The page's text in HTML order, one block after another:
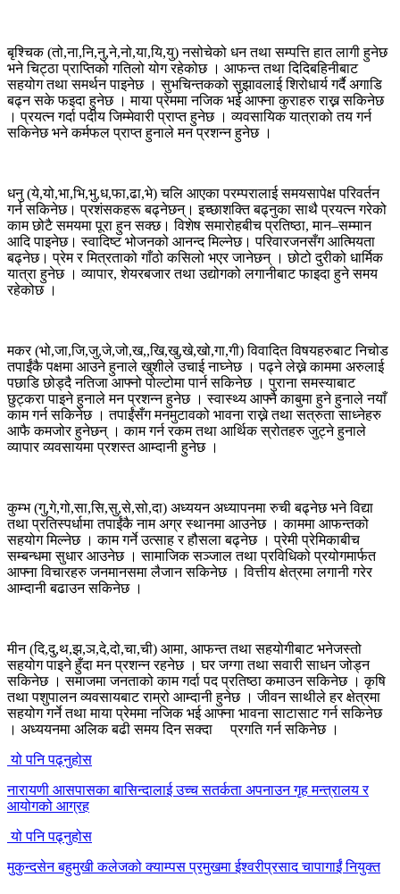
बृश्चिक (तो,ना,नि,नु,ने,नो,या,यि,यु) नसोचेको धन तथा सम्पत्ति हात लागी हुनेछ
भने चिट्ठा प्राप्तिको गतिलो योग रहेकोछ । आफन्त तथा दिदिबहिनीबाट
सहयोग तथा समर्थन पाइनेछ । सुभचिन्तकको सुझावलाई शिरोधार्य गर्दै अगाडि
बढ्न सके फइदा हुनेछ । माया प्रेममा नजिक भई आफ्ना कुराहरु राख्न सकिनेछ
। प्रयत्न गर्दा पदीय जिम्मेवारी प्राप्त हुनेछ । व्यवसायिक यात्राको तय गर्न
सकिनेछ भने कर्मफल प्राप्त हुनाले मन प्रशन्न हुनेछ ।
धनु (ये,यो,भा,भि,भु,ध,फा,ढा,भे) चलि आएका परम्परालाई समयसापेक्ष परिवर्तन
गर्न सकिनेछ। प्रशंसकहरू बढ्नेछन्। इच्छाशक्ति बढ्नुका साथै प्रयत्न गरेको
काम छोटै समयमा पूरा हुन सक्छ। विशेष समारोहबीच प्रतिष्ठा, मान–सम्मान
आदि पाइनेछ। स्वादिष्ट भोजनको आनन्द मिल्नेछ। परिवारजनसँग आत्मियता
बढ्नेछ। प्रेम र मित्रताको गाँठो कसिलो भएर जानेछन् । छोटो दुरीको धार्मिक
यात्रा हुनेछ । व्यापार, शेयरबजार तथा उद्योगको लगानीबाट फाइदा हुने समय
रहेकोछ ।
मकर (भो,जा,जि,जु,जे,जो,ख,,खि,खु,खे,खो,गा,गी) विवादित विषयहरुबाट निचोड
तपाईंकै पक्षमा आउने हुनाले खुशीले उचाई नाघ्नेछ । पढ्ने लेख्ने काममा अरुलाई
पछाडि छोड्दै नतिजा आफ्नो पोल्टोमा पार्न सकिनेछ । पुराना समस्याबाट
छुट्करा पाइने हुनाले मन प्रशन्न हुनेछ । स्वास्थ्य आफ्नै काबुमा हुने हुनाले नयाँ
काम गर्न सकिनेछ । तपाईंसँग मनमुटावको भावना राख्ने तथा सत्रुता साध्नेहरु
आफै कमजोर हुनेछन् । काम गर्न रकम तथा आर्थिक स्रोतहरु जुट्ने हुनाले
व्यापार व्यवसायमा प्रशस्त आम्दानी हुनेछ ।
कुम्भ (गु,गे,गो,सा,सि,सु,से,सो,दा) अध्ययन अध्यापनमा रुची बढ्नेछ भने विद्या
तथा प्रतिस्पर्धामा तपाईंकै नाम अग्र स्थानमा आउनेछ । काममा आफन्तको
सहयोग मिल्नेछ । काम गर्ने उत्साह र हौसला बढ्नेछ । प्रेमी प्रेमिकाबीच
सम्बन्धमा सुधार आउनेछ । सामाजिक सञ्जाल तथा प्रविधिको प्रयोगमार्फत
आफ्ना विचारहरु जनमानसमा लैजान सकिनेछ । वित्तीय क्षेत्रमा लगानी गरेर
आम्दानी बढाउन सकिनेछ ।
मीन (दि,दु,थ,झ,ञ,दे,दो,चा,ची) आमा, आफन्त तथा सहयोगीबाट भनेजस्तो
सहयोग पाइने हुँदा मन प्रशन्न रहनेछ । घर जग्गा तथा सवारी साधन जोड्न
सकिनेछ । समाजमा जनताको काम गर्दा पद प्रतिष्ठा कमाउन सकिनेछ । कृषि
तथा पशुपालन व्यवसायबाट राम्रो आम्दानी हुनेछ । जीवन साथीले हर क्षेत्रमा
सहयोग गर्ने तथा माया प्रेममा नजिक भई आफ्ना भावना साटासाट गर्न सकिनेछ
। अध्ययनमा अलिक बढी समय दिन सक्दा प्रगति गर्न सकिनेछ ।
यो पनि पढ्नुहोस
नारायणी आसपासका बासिन्दालाई उच्च सतर्कता अपनाउन गृह मन्त्रालय र
आयोगको आग्रह
यो पनि पढ्नुहोस
मुकुन्दसेन बहुमुखी कलेजको क्याम्पस प्रमुखमा ईश्वरीप्रसाद चापागाईं नियुक्त